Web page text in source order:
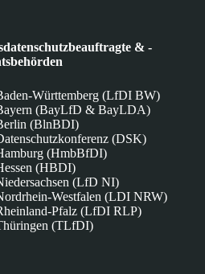
& -
Württemberg (LfDI BW)
(BayLfD & BayLDA)
(BlnBDI)
(DSK)
(HmbBfDI)
(HBDI)
(LfD NI)
Westfalen (LDI NRW)
Pfalz (LfDI RLP)
(TLfDI)